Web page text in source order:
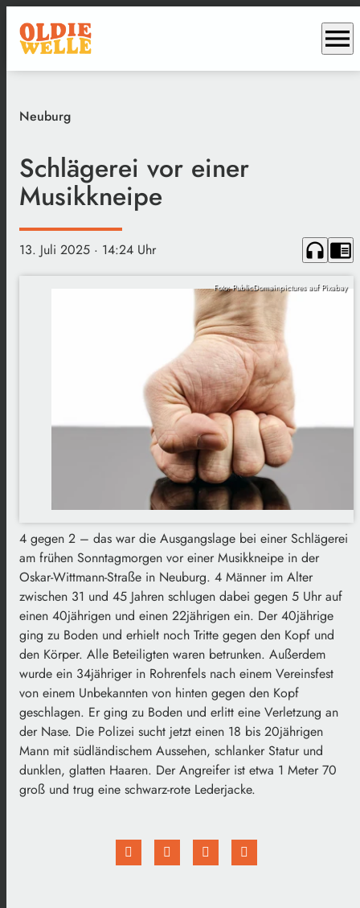
menu
Neuburg
Schlägerei vor einer
Musikkneipe
13. Juli 2025 · 14:24 Uhr headphones chrome_reader_mode
Foto: PublicDomainpictures auf Pixabay
4 gegen 2 – das war die Ausgangslage bei einer Schlägerei
am frühen Sonntagmorgen vor einer Musikkneipe in der
Oskar-Wittmann-Straße in Neuburg. 4 Männer im Alter
zwischen 31 und 45 Jahren schlugen dabei gegen 5 Uhr auf
einen 40jährigen und einen 22jährigen ein. Der 40jährige
ging zu Boden und erhielt noch Tritte gegen den Kopf und
den Körper. Alle Beteiligten waren betrunken. Außerdem
wurde ein 34jähriger in Rohrenfels nach einem Vereinsfest
von einem Unbekannten von hinten gegen den Kopf
geschlagen. Er ging zu Boden und erlitt eine Verletzung an
der Nase. Die Polizei sucht jetzt einen 18 bis 20jährigen
Mann mit südländischem Aussehen, schlanker Statur und
dunklen, glatten Haaren. Der Angreifer ist etwa 1 Meter 70
groß und trug eine schwarz-rote Lederjacke.